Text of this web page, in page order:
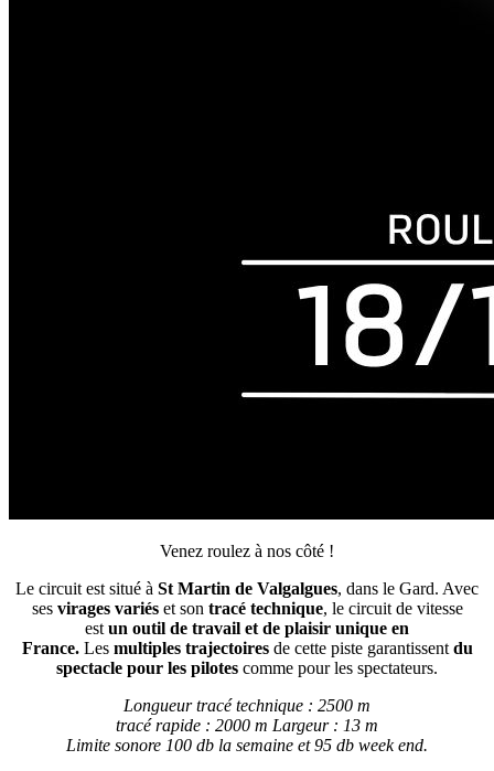
Venez roulez à nos côté !
Le circuit est situé à St Martin de Valgalgues, dans le Gard. Avec
sesvirages variés et son tracé technique, le circuit de vitesse
est un outil de travail et de plaisir unique en
France.Les multiples trajectoiresde cette piste garantissent du
spectacle pour les pilotes comme pour les spectateurs.
Longueur tracé technique : 2500 m
tracé rapide : 2000 m Largeur : 13 m
Limite sonore 100 db la semaine et 95 db week end.